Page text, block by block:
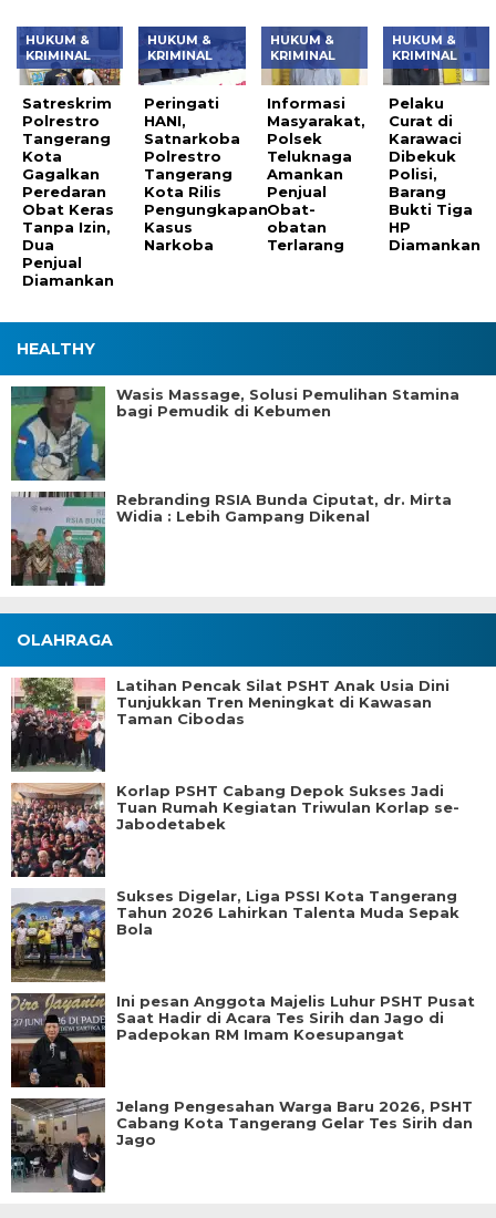
HUKUM &
KRIMINAL
Satreskrim
Polrestro
Tangerang
Kota
Gagalkan
Peredaran
Obat Keras
Tanpa Izin,
Dua
Penjual
Diamankan
HUKUM &
KRIMINAL
Peringati
HANI,
Satnarkoba
Polrestro
Tangerang
Kota Rilis
Pengungkapan
Kasus
Narkoba
HUKUM &
KRIMINAL
Informasi
Masyarakat,
Polsek
Teluknaga
Amankan
Penjual
Obat-
obatan
Terlarang
HUKUM &
KRIMINAL
Pelaku
Curat di
Karawaci
Dibekuk
Polisi,
Barang
Bukti Tiga
HP
Diamankan
HEALTHY
Wasis Massage, Solusi Pemulihan Stamina
bagi Pemudik di Kebumen
Rebranding RSIA Bunda Ciputat, dr. Mirta
Widia : Lebih Gampang Dikenal
OLAHRAGA
Latihan Pencak Silat PSHT Anak Usia Dini
Tunjukkan Tren Meningkat di Kawasan
Taman Cibodas
Korlap PSHT Cabang Depok Sukses Jadi
Tuan Rumah Kegiatan Triwulan Korlap se-
Jabodetabek
Sukses Digelar, Liga PSSI Kota Tangerang
Tahun 2026 Lahirkan Talenta Muda Sepak
Bola
Ini pesan Anggota Majelis Luhur PSHT Pusat
Saat Hadir di Acara Tes Sirih dan Jago di
Padepokan RM Imam Koesupangat
Jelang Pengesahan Warga Baru 2026, PSHT
Cabang Kota Tangerang Gelar Tes Sirih dan
Jago